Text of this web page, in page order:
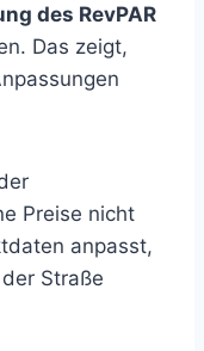
des RevPAR
Das zeigt,
Preise nicht
anpasst,
Straße